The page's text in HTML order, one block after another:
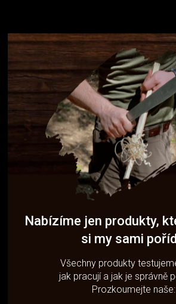
Nabízíme jen produkty,
si my sami
Všechny produkty
jak pracují a jak je správně
Prozkoumejte naše: